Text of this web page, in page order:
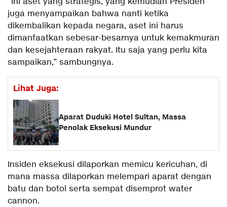
juga menyampaikan bahwa nanti ketika
dikembalikan kepada negara, aset ini harus
dimanfaatkan sebesar-besarnya untuk kemakmuran
dan kesejahteraan rakyat. Itu saja yang perlu kita
sampaikan,” sambungnya.
Lihat Juga:
Aparat Duduki Hotel Sultan, Massa
Penolak Eksekusi Mundur
Insiden eksekusi dilaporkan memicu kericuhan, di
mana massa dilaporkan melempari aparat dengan
batu dan botol serta sempat disemprot water
cannon.